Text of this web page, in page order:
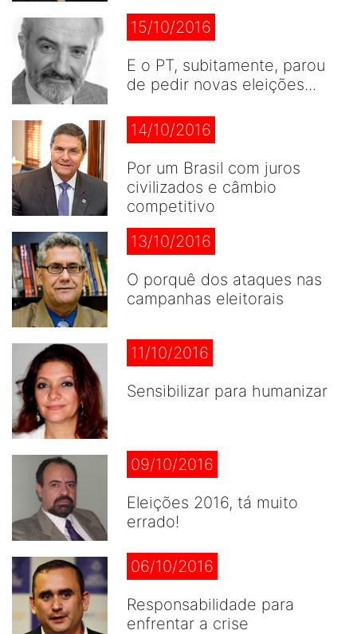
15/10/2016
E o PT, subitamente, parou
de pedir novas eleições...
14/10/2016
Por um Brasil com juros
civilizados e câmbio
competitivo
13/10/2016
O porquê dos ataques nas
campanhas eleitorais
11/10/2016
Sensibilizar para humanizar
09/10/2016
Eleições 2016, tá muito
errado!
06/10/2016
Responsabilidade para
enfrentar a crise